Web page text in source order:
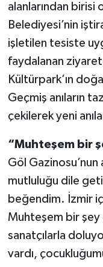
alanlarından birisi
Belediyesi’nin
işletilen tesiste
faydalanan
Kültürpark’ın
Geçmiş anıların
çekilerek yeni
“Muhteşem bir
Göl Gazinosu’nun
mutluluğu dile
beğendim. İzmir
Muhteşem bir şey
sanatçılarla
vardı,